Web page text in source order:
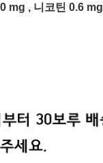
mg , 니코틴 0.6 mg